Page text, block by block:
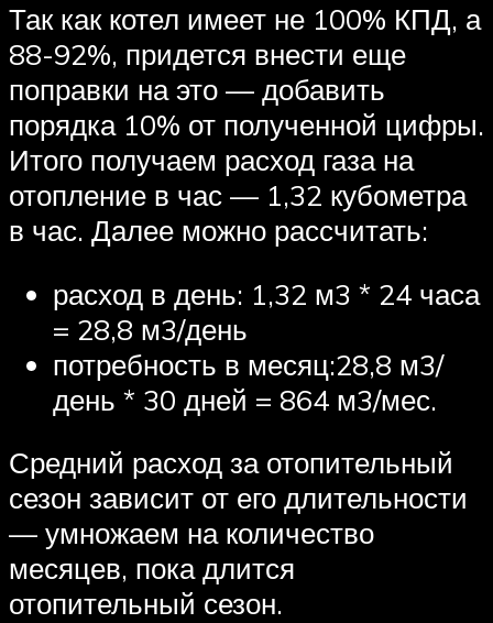
Так как котел имеет не 100% КПД, а
88-92%, придется внести еще
поправки на это — добавить
порядка 10% от полученной цифры.
Итого получаем расход газа на
отопление в час — 1,32 кубометра
в час. Далее можно рассчитать:
расход в день: 1,32 м3 * 24 часа
= 28,8 м3/день
потребность в месяц:28,8 м3/
день * 30 дней = 864 м3/мес.
Средний расход за отопительный
сезон зависит от его длительности
— умножаем на количество
месяцев, пока длится
отопительный сезон.